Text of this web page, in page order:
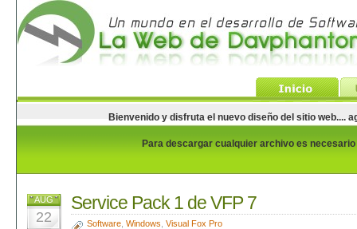
Bienvenido y disfruta el nuevo diseño del sitio web....
Para descargar cualquier archivo es
AUG
22
Service Pack 1 de VFP 7
Software, Windows Visual Fox Pro